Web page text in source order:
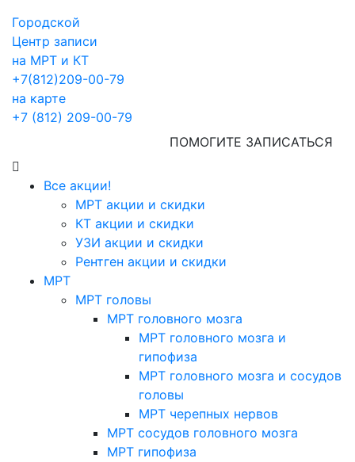
Городской
Центр записи
на МРТ и КТ
+7(812)209-00-79
на карте
+7 (812) 209-00-79
ПОМОГИТЕ ЗАПИСАТЬСЯ
Все акции!
МРТ акции и скидки
КТ акции и скидки
УЗИ акции и скидки
Рентген акции и скидки
МРТ
МРТ головы
МРТ головного мозга
МРТ головного мозга и
гипофиза
МРТ головного мозга и сосудов
головы
МРТ черепных нервов
МРТ сосудов головного мозга
МРТ гипофиза